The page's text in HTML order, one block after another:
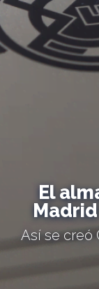
El
Así se creó